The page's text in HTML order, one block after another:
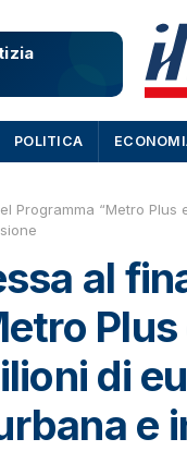
POLITICA
Programma “Metro
al
di
e